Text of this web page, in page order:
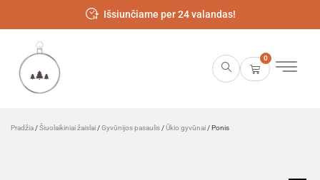
Išsiunčiame per 24 valandas!
0
Pradžia /Šiuolaikiniai žaislai /Gyvūnijos pasaulis /Ūkio gyvūnai / Ponis